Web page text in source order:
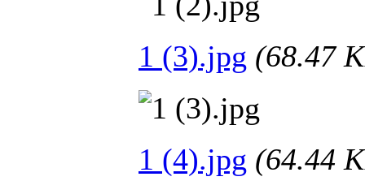
1 (3).jpg (68.47
1 (4).jpg (64.44